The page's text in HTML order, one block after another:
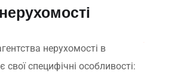
нерухомості
нерухомості в
свої специфічні особливості: